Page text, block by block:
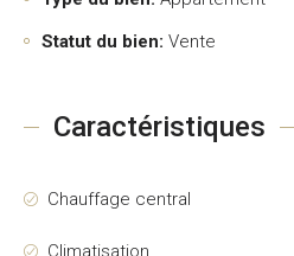
Statut du bien: Vente
Caractéristiques
Chauffage central
Climatisation